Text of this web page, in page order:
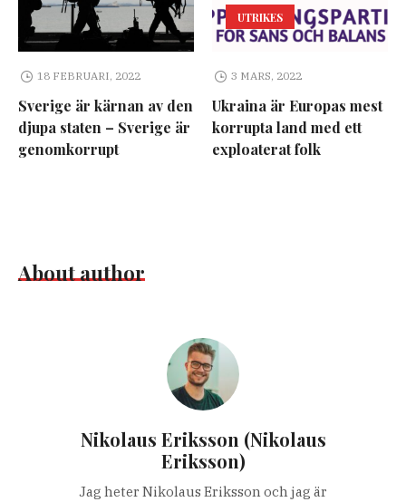
18 FEBRUARI, 2022
Sverige är kärnan av den
djupa staten – Sverige är
genomkorrupt
UTRIKES
3 MARS, 2022
Ukraina är Europas mest
korrupta land med ett
exploaterat folk
About author
Nikolaus Eriksson (Nikolaus
Eriksson)
Jag heter Nikolaus Eriksson och jag är